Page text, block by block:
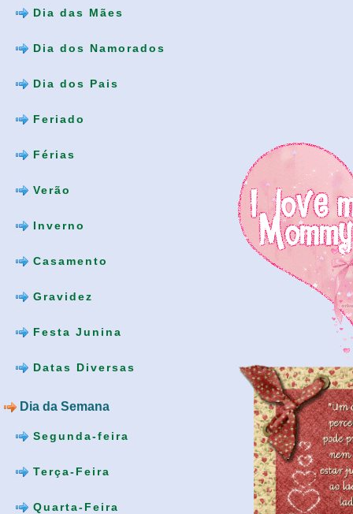
Dia das Mães
Dia dos Namorados
Dia dos Pais
Feriado
Férias
Verão
Inverno
Casamento
Gravidez
Festa Junina
Datas Diversas
Dia da Semana
Segunda-feira
Terça-Feira
Quarta-Feira